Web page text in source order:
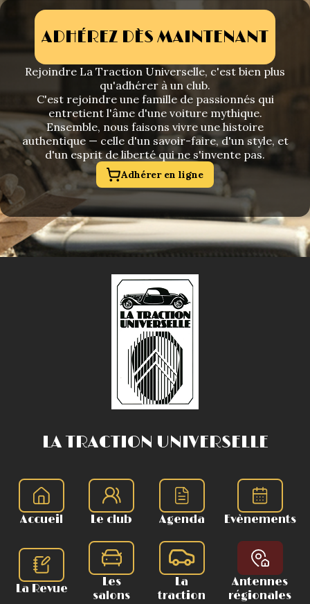
ADHÉREZ DÈS MAINTENANT
Rejoindre La Traction Universelle, c'est bien plus
qu'adhérer à un club.
C'est rejoindre une famille de passionnés qui
entretient l'âme d'une voiture mythique.
Ensemble, nous faisons vivre une histoire
authentique — celle d'un savoir-faire, d'un style, et
d'un esprit de liberté qui ne s'invente pas.
Adhérer en ligne
LA TRACTION UNIVERSELLE
Accueil Le club Agenda Evènements
La Revue
Les
salons
La
traction
Antennes
régionales